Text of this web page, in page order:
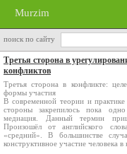
Murzim
поиск по сайту
Третья сторона в
конфликтов
Третья сторона в конфликте:
формы участия
В современной теории и практике
стороны закрепилось пока
медиация. Данный термин
Произошёл от английского
«средний». В большинстве
конструктивное участие человека в